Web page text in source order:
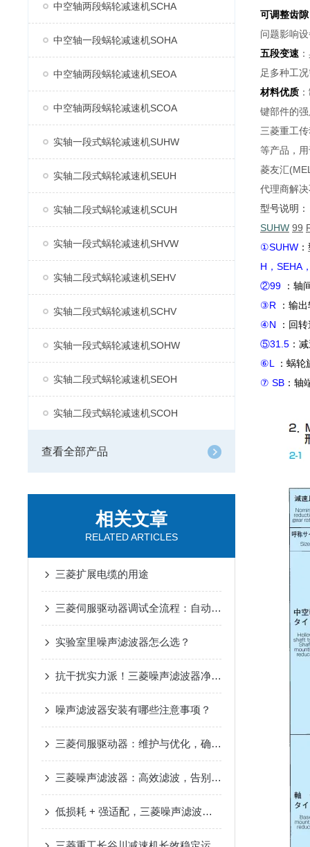
中空轴两段蜗轮减速机SCHA
中空轴一段蜗轮减速机SOHA
中空轴两段蜗轮减速机SEOA
中空轴两段蜗轮减速机SCOA
实轴一段式蜗轮减速机SUHW
实轴二段式蜗轮减速机SEUH
实轴二段式蜗轮减速机SCUH
实轴一段式蜗轮减速机SHVW
实轴二段式蜗轮减速机SEHV
实轴二段式蜗轮减速机SCHV
实轴一段式蜗轮减速机SOHW
实轴二段式蜗轮减速机SEOH
实轴二段式蜗轮减速机SCOH
查看全部产品
相关文章
RELATED ARTICLES
三菱扩展电缆的用途
三菱伺服驱动器调试全流程：自动增益、共振抑制参数设置详解
实验室里噪声滤波器怎么选？
抗干扰实力派！三菱噪声滤波器净化电路环境
噪声滤波器安装有哪些注意事项？
三菱伺服驱动器：维护与优化，确保长期稳定运行
三菱噪声滤波器：高效滤波，告别工业电磁干扰
低损耗 + 强适配，三菱噪声滤波器升级电路防护
可调整齿隙
问题影响
五段变速
足多种工
材料优质
键部件的
三菱重工
等产品，
菱友汇
代理商解
型号说明：
SUHW 99
①SUHW
H，SEHA
②99
：轴
③R
：输
④N
：回
⑤31.5 ：
⑥L
：蜗
⑦ SB ：轴